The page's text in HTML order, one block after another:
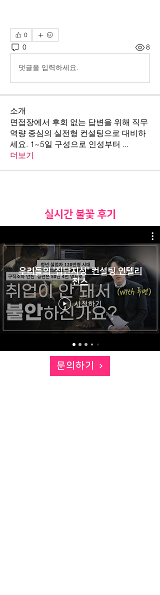
0
0 8
댓글을 입력하세요.
소개
면접장에서 후회 없는 답변을 위해 직무
역량 중심의 실전형 컨설팅으로 대비하
세요. 1~5일 구성으로 인성부터 ...
더보기
​실시간 불꽃 후기
우리들의 '집단지성' 컨설팅 인텔리
전스
시청하기
문의하기